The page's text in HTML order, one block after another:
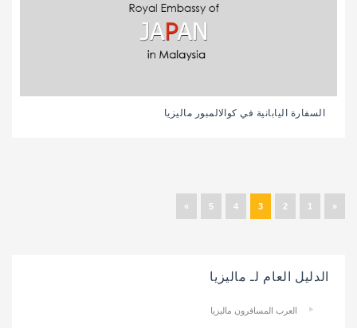
السفارة اليابانية في كوالالمبور ماليزيا
الدليل العام لـ ماليزيا
العرب المسافرون ماليزيا